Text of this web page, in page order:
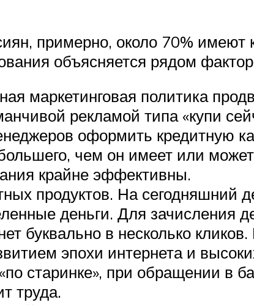
примерно, около 70% имеют
объясняется рядом
маркетинговая политика
рекламой типа «купи
оформить кредитную
чем он имеет или
крайне эффективны.
продуктов. На сегодняшний
деньги. Для зачисления
буквально в несколько
эпохи интернета и
старинке», при обращении в
труда.